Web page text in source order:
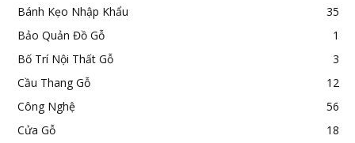
Bánh Kẹo Nhập Khẩu
35
Bảo Quản Đồ Gỗ
1
Bố Trí Nội Thất Gỗ
3
Cầu Thang Gỗ
12
Công Nghệ
56
Cửa Gỗ
18